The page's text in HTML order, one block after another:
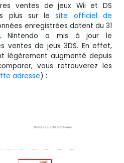
ventes de jeux Wii et DS
plus sur lesite officiel de
enregistrées datent du 31
Nintendo a mis à jour le
ventes de jeux 3DS. En effet,
légèrement augmenté depuis
vous retrouverez les
adresse) :